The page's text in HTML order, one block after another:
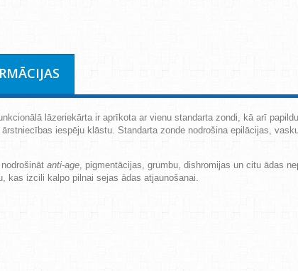
lāzeriekārta ir aprīkota ar vienu standarta zondi, kā arī
iespēju klāstu. Standarta zonde nodrošina epilācijas,
anti-age, pigmentācijas, grumbu, dishromijas un citu ādas
kas izcili kalpo pilnai sejas ādas atjaunošanai.